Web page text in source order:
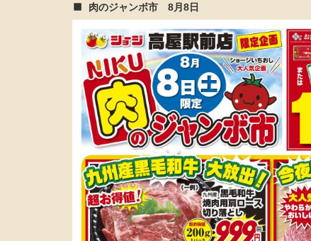
肉のジャンボ市 8月8日